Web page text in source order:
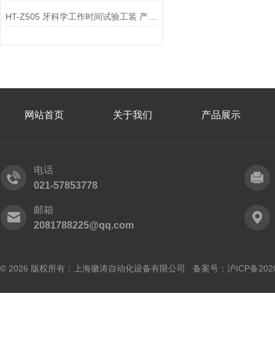
HT-Z505 牙科学工作时间试验工装 产品质量好
网站首页 关于我们 产品展示
电话
021-57853778
邮箱
2081788225@qq.com
© 2026 版权所有：上海徽涛自动化设备有限公司 备案号： 沪ICP备